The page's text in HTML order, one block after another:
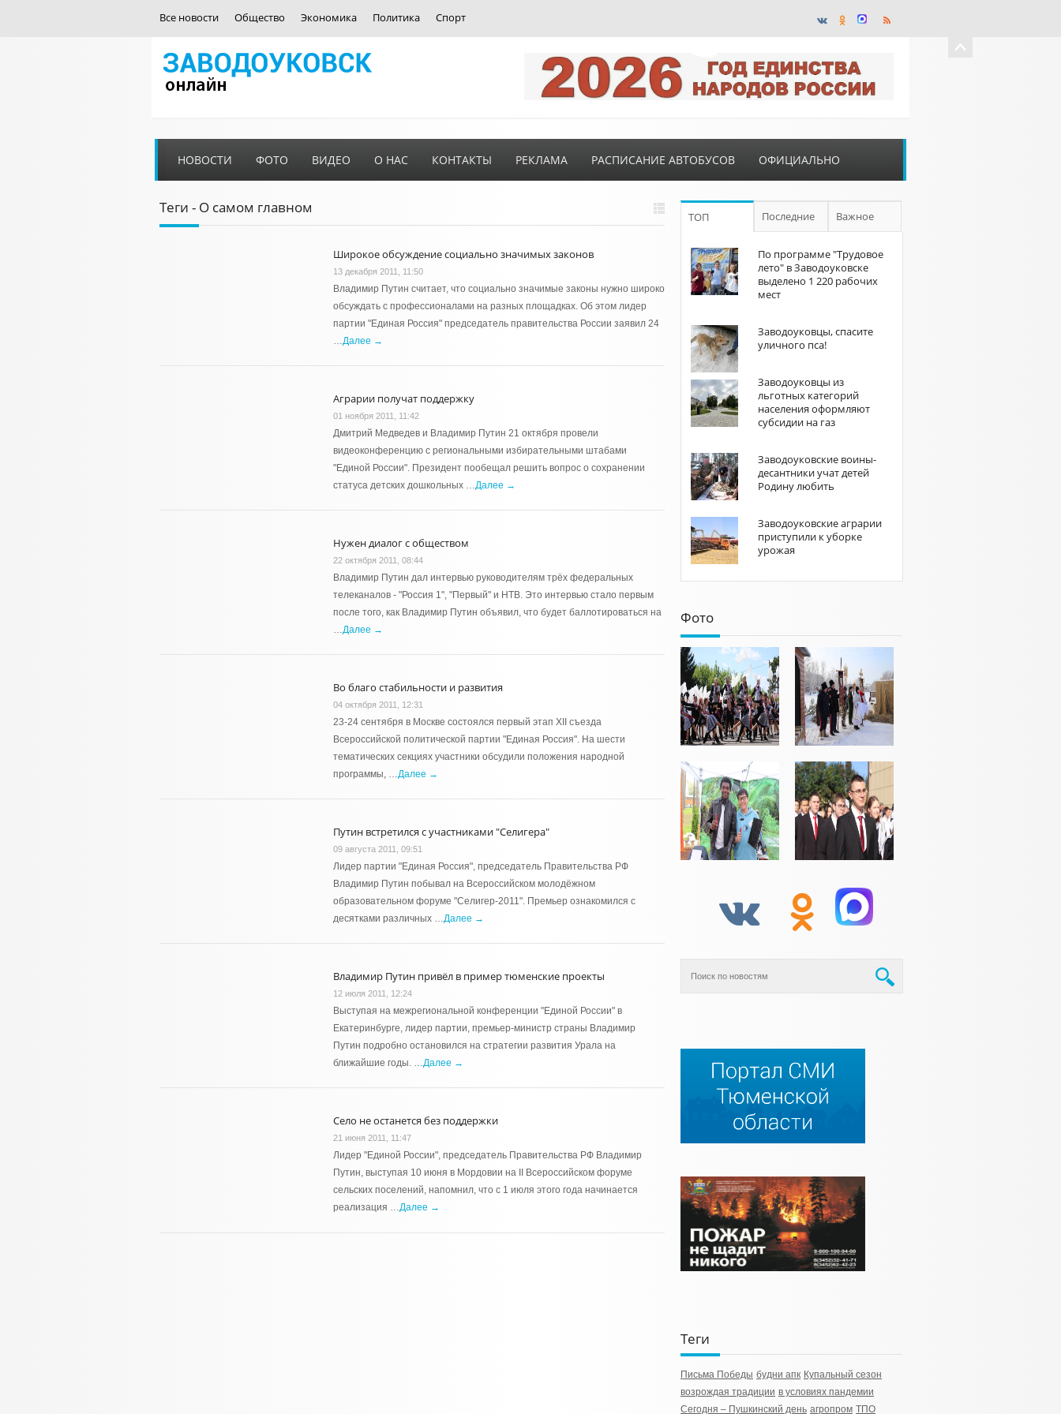
Все новости Общество Экономика Политика Спорт
НОВОСТИ ФОТО ВИДЕО О НАС КОНТАКТЫ РЕКЛАМА РАСПИСАНИЕ АВТОБУСОВ ОФИЦИАЛЬНО
Теги - О самом главном
Широкое обсуждение социально значимых законов
13 декабря 2011, 11:50
Владимир Путин считает, что социально значимые законы нужно широко
обсуждать с профессионалами на разных площадках. Об этом лидер
партии "Единая Россия" председатель правительства России заявил 24
…Далее →
Аграрии получат поддержку
01 ноября 2011, 11:42
Дмитрий Медведев и Владимир Путин 21 октября провели
видеоконференцию с региональными избирательными штабами
"Единой России". Президент пообещал решить вопрос о сохранении
статуса детских дошкольных …Далее →
Нужен диалог с обществом
22 октября 2011, 08:44
Владимир Путин дал интервью руководителям трёх федеральных
телеканалов - "Россия 1", "Первый" и НТВ. Это интервью стало первым
после того, как Владимир Путин объявил, что будет баллотироваться на
…Далее →
Во благо стабильности и развития
04 октября 2011, 12:31
23-24 сентября в Москве состоялся первый этап XII съезда
Всероссийской политической партии "Единая Россия". На шести
тематических секциях участники обсудили положения народной
программы, …Далее →
Путин встретился с участниками "Селигера"
09 августа 2011, 09:51
Лидер партии "Единая Россия", председатель Правительства РФ
Владимир Путин побывал на Всероссийском молодёжном
образовательном форуме "Селигер-2011". Премьер ознакомился с
десятками различных …Далее →
Владимир Путин привёл в пример тюменские проекты
12 июля 2011, 12:24
Выступая на межрегиональной конференции "Единой России" в
Екатеринбурге, лидер партии, премьер-министр страны Владимир
Путин подробно остановился на стратегии развития Урала на
ближайшие годы. …Далее →
Село не останется без поддержки
21 июня 2011, 11:47
Лидер "Единой России", председатель Правительства РФ Владимир
Путин, выступая 10 июня в Мордовии на II Всероссийском форуме
сельских поселений, напомнил, что с 1 июля этого года начинается
реализация …Далее →
ТОП Последние Важное
По программе "Трудовое
лето" в Заводоуковске
выделено 1 220 рабочих
мест
Заводоуковцы, спасите
уличного пса!
Заводоуковцы из
льготных категорий
населения оформляют
субсидии на газ
Заводоуковские воины-
десантники учат детей
Родину любить
Заводоуковские аграрии
приступили к уборке
урожая
Фото
Теги
Письма Победы будни апк Купальный сезон
возрождая традиции в условиях пандемии
Сегодня – Пушкинский день агропром ТПО